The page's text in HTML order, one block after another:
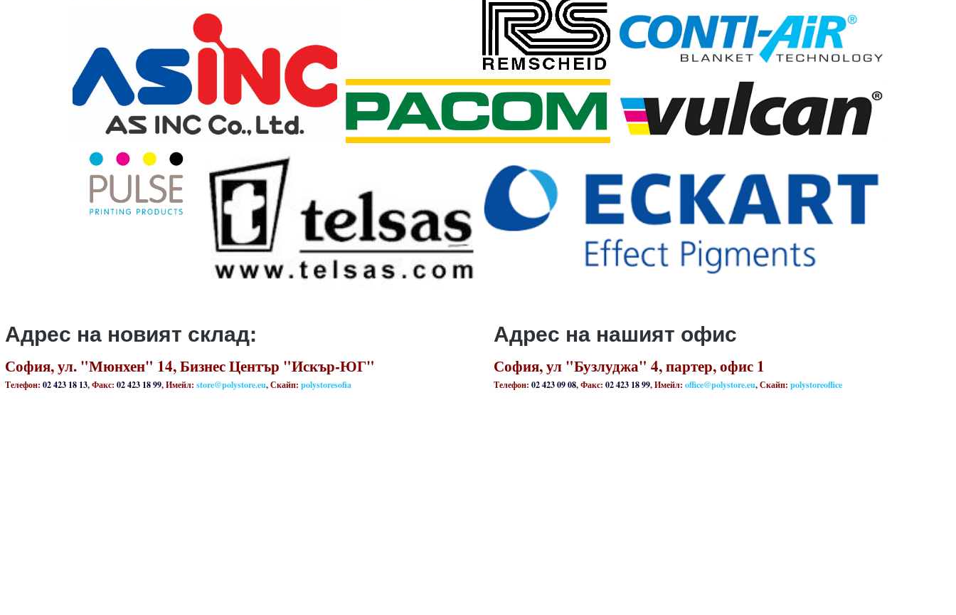
Адрес на новият склад:
София, ул. "Мюнхен" 14, Бизнес Център "Искър-ЮГ"
Телефон: 02 423 18 13, Факс: 02 423 18 99, Имейл: store@polystore.eu, Скайп: polystoresofia
Адрес на нашият офис
София, ул "Бузлуджа" 4, партер, офис 1
Телефон: 02 423 09 08, Факс: 02 423 18 99, Имейл: office@polystore.eu, Скайп: polystoreoffice